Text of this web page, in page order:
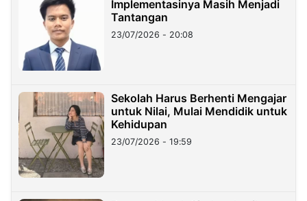
Implementasinya Masih Menjadi
Tantangan
23/07/2026 - 20:08
Sekolah Harus Berhenti Mengajar
untuk Nilai, Mulai Mendidik untuk
Kehidupan
23/07/2026 - 19:59